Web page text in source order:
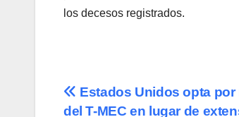
los decesos registrados.
Navegación
Estados Unidos opta
del T-MEC en lugar de